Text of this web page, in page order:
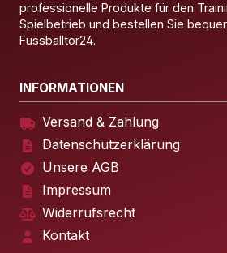
professionelle Produkte für den
Spielbetrieb und bestellen Sie
Fussballtor24.
INFORMATIONEN
Versand & Zahlung
Datenschutzerklärung
Unsere AGB
Impressum
Widerrufsrecht
Kontakt